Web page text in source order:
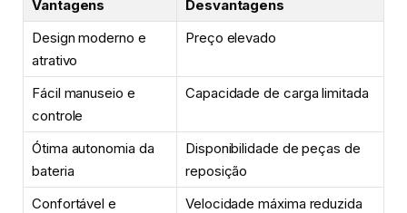
Vantagens
Desvantagens
Design moderno e
atrativo
Preço elevado
Fácil manuseio e
controle
Capacidade de carga limitada
Ótima autonomia da
bateria
Disponibilidade de peças de
reposição
Confortável e
Velocidade máxima reduzida